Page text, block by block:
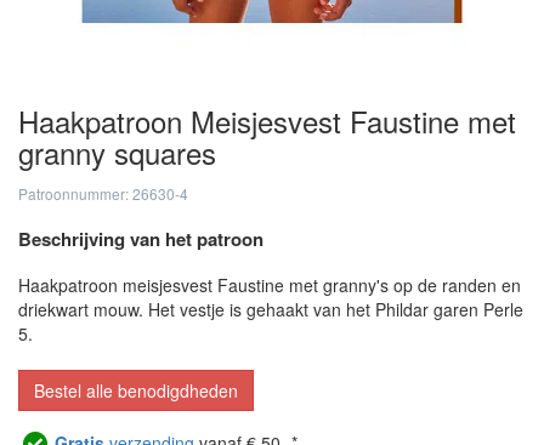
Haakpatroon Meisjesvest Faustine met
granny squares
Patroonnummer: 26630-4
Beschrijving van het patroon
Haakpatroon meisjesvest Faustine met granny's op de randen en
driekwart mouw. Het vestje is gehaakt van het Phildar garen Perle
5.
Bestel alle benodigdheden